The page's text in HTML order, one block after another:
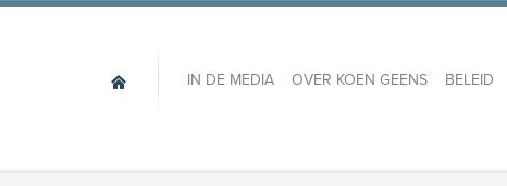
IN DE MEDIA OVER KOEN GEENS BELEID